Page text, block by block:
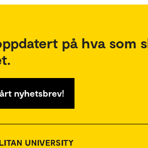
på hva som
nyhetsbrev!